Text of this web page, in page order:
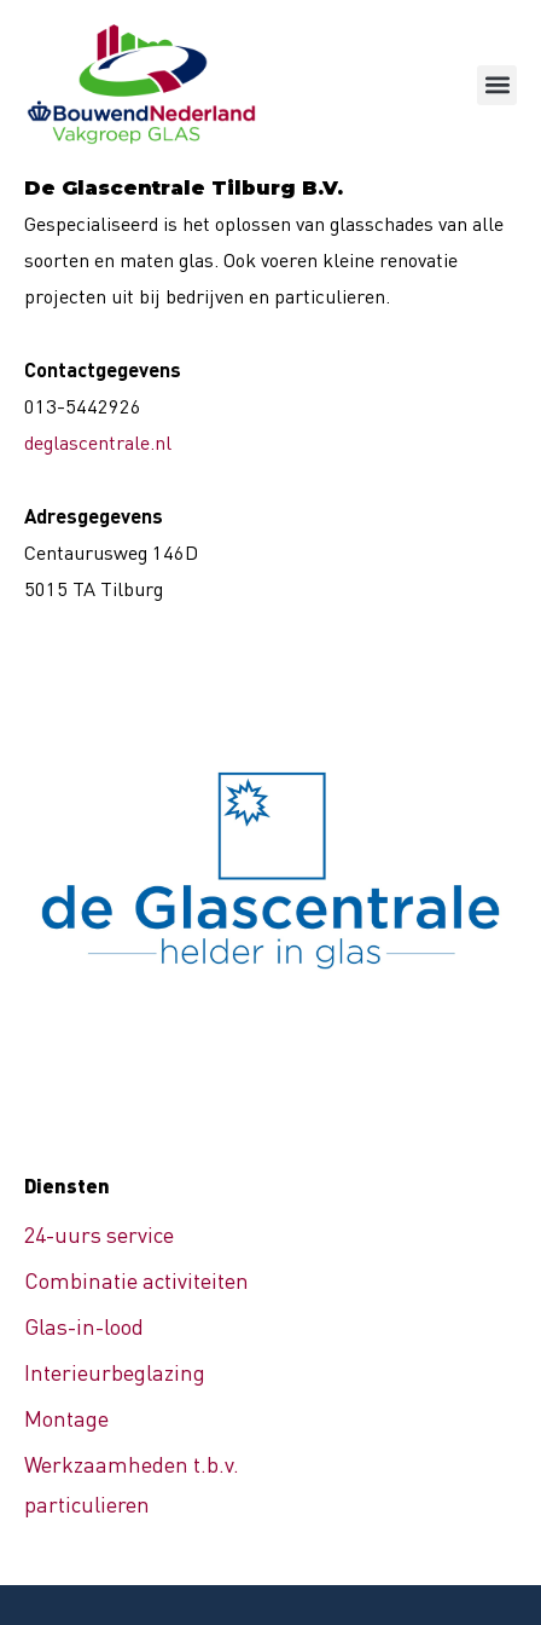
inhoud
De Glascentrale Tilburg B.V.
Gespecialiseerd is het oplossen van glasschades van alle
soorten en maten glas. Ook voeren kleine renovatie
projecten uit bij bedrijven en particulieren.
Contactgegevens
013-5442926
deglascentrale.nl
Adresgegevens
Centaurusweg 146D
5015 TA Tilburg
Diensten
24-uurs service
Combinatie activiteiten
Glas-in-lood
Interieurbeglazing
Montage
Werkzaamheden t.b.v.
particulieren